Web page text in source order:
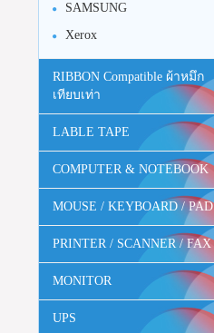
SAMSUNG
Xerox
RIBBON Compatible ผ้าหมึก
เทียบเท่า
LABLE TAPE
COMPUTER & NOTEBOOK
MOUSE / KEYBOARD / PAD
PRINTER / SCANNER / FAX
MONITOR
UPS